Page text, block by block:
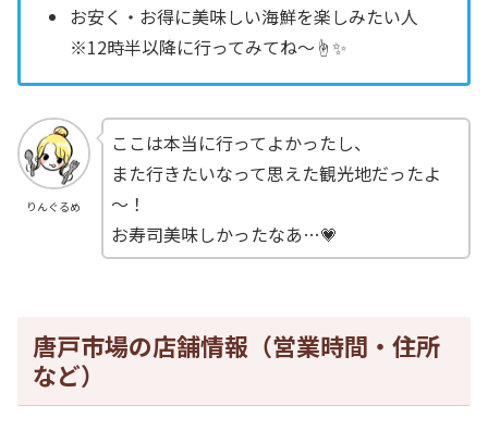
お安く・お得に美味しい海鮮を楽しみたい人
※12時半以降に行ってみてね～☝✨
りんぐるめ
ここは本当に行ってよかったし、
また行きたいなって思えた観光地だったよ
～！
お寿司美味しかったなあ…💗
唐戸市場の店舗情報（営業時間・住所
など）